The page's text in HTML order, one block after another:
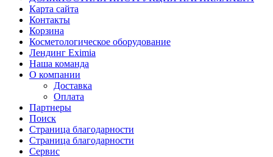
Карта сайта
Контакты
Корзина
Косметологическое оборудование
Лендинг Eximia
Наша команда
О компании
Доставка
Оплата
Партнеры
Поиск
Страница благодарности
Страница благодарности
Сервис